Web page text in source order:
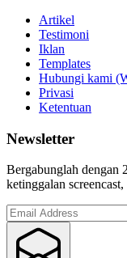
Artikel
Testimoni
Iklan
Templates
Hubungi kami
Privasi
Ketentuan
Newsletter
Bergabunglah dengan
ketinggalan